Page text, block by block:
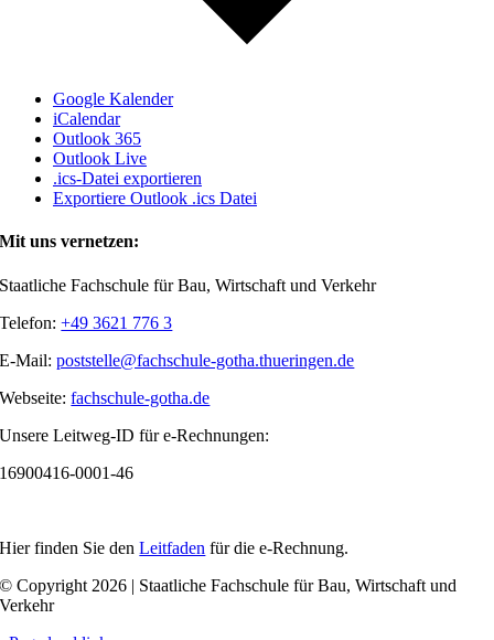
Google Kalender
iCalendar
Outlook 365
Outlook Live
.ics-Datei exportieren
Exportiere Outlook .ics Datei
Mit uns vernetzen:
Staatliche Fachschule für Bau, Wirtschaft und Verkehr
Telefon:+49 3621 776 3
E-Mail:poststelle@fachschule-gotha.thueringen.de
Webseite:fachschule-gotha.de
Unsere Leitweg-ID für e-Rechnungen:
16900416-0001-46
Hier finden Sie denLeitfaden für die e-Rechnung.
© Copyright 2026 | Staatliche Fachschule für Bau, Wirtschaft und
Verkehr